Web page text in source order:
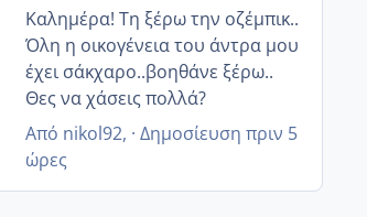
Καλημέρα! Τη ξέρω την οζέμπικ..
Όλη η οικογένεια του άντρα μου
έχει σάκχαρο..βοηθάνε ξέρω..
Θες να χάσεις πολλά?
Από nikol92, · Δημοσίευση πριν 5
ώρες